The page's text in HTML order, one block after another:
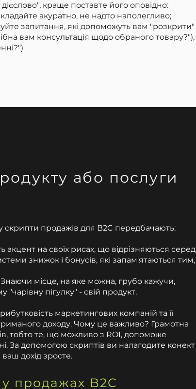
краще поставте його оповідно:
акуратно, не надто наполегливо;
запитання, які допоможуть вам "розкрити"
вам консультація щодо обраного товару?"),
або послуги
скрипти продажів для B2C передбачають:
акцент на своїх рисах, що відрізняються серед
знижок і бонусів, які запам'ятаються тим,
місце, на яке можна, грубо кажучи,
пігулку" - свій продукт.
маркетингових компаній та її
доходу. Чому це важливо? Грамотна
тобто те, що можливо з ROI, допоможе
За допомогою скриптів ви налагодите конект
дохід зросте.
продажах B2C